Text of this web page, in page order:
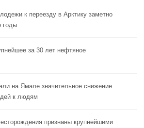
к переезду в Арктику заметно
годы
за 30 лет нефтяное
на Ямале значительное снижение
к людям
признаны крупнейшими